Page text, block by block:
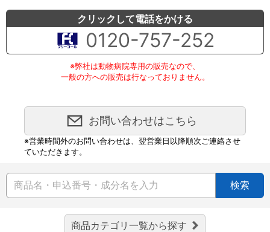
クリックして電話をかける
0120-757-252
※弊社は動物病院専用の販売なので、
一般の方への販売は行なっておりません。
お問い合わせはこちら
※営業時間外のお問い合わせは、翌営業日以降順次ご連絡させ
ていただきます。
検索
商品カテゴリ一覧から探す